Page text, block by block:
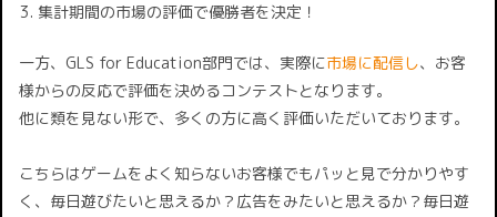
集計期間の市場の評価で優勝者を決定！
一方、GLS for Education部門では、実際に市場に配信し、お客
様からの反応で評価を決めるコンテストとなります。
他に類を見ない形で、多くの方に高く評価いただいております。
こちらはゲームをよく知らないお客様でもパッと見で分かりやす
く、毎日遊びたいと思えるか？広告をみたいと思えるか？毎日遊